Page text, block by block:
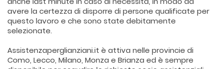
avere la certezza di disporre di persone qualificate per
questo lavoro e che sono state debitamente
selezionate.
Assistenzaperglianziani.it è attiva nelle provincie di
Como, Lecco, Milano, Monza e Brianza ed è sempre